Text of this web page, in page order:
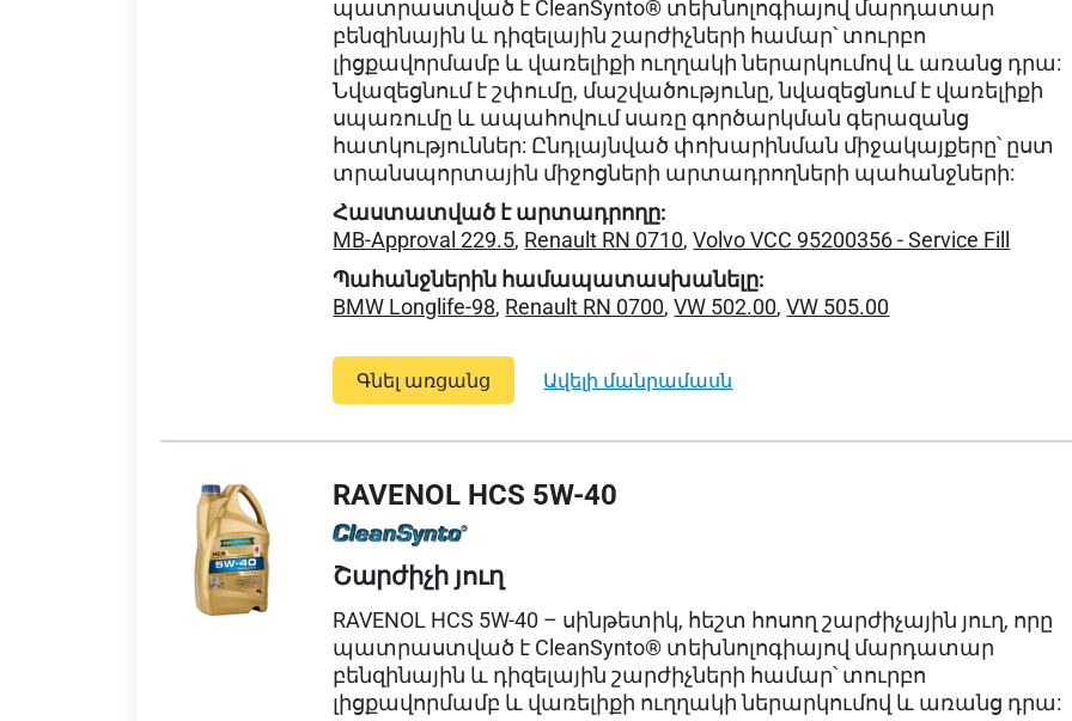
պատրաստված է CleanSynto® տեխնոլոգիայով մարդատար
բենզինային և դիզելային շարժիչների համար՝ տուրբո
լիցքավորմամբ և վառելիքի ուղղակի ներարկումով և առանց դրա:
Նվազեցնում է շփումը, մաշվածությունը, նվազեցնում է վառելիքի
սպառումը և ապահովում սառը գործարկման գերազանց
հատկություններ: Ընդլայնված փոխարինման միջակայքերը՝ ըստ
տրանսպորտային միջոցների արտադրողների պահանջների:
Հաստատված է արտադրողը:
MB-Approval 229.5, Renault RN 0710,Volvo VCC 95200356 - Service Fill
Պահանջներին համապատասխանելը:
BMW Longlife-98, Renault RN 0700,VW 502.00,VW 505.00
Գնել առցանց ավելի մանրամասն
RAVENOL HCS 5W-40
Շարժիչի յուղ
RAVENOL HCS 5W-40 – սինթետիկ, հեշտ հոսող շարժիչային յուղ, որը
պատրաստված է CleanSynto® տեխնոլոգիայով մարդատար
բենզինային և դիզելային շարժիչների համար՝ տուրբո
լիցքավորմամբ և վառելիքի ուղղակի ներարկումով և առանց դրա: